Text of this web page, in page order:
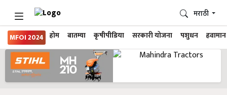
MFOI 2024 होम बातम्या कृषीपीडिया सरकारी योजना पशुधन हवामान
मराठी